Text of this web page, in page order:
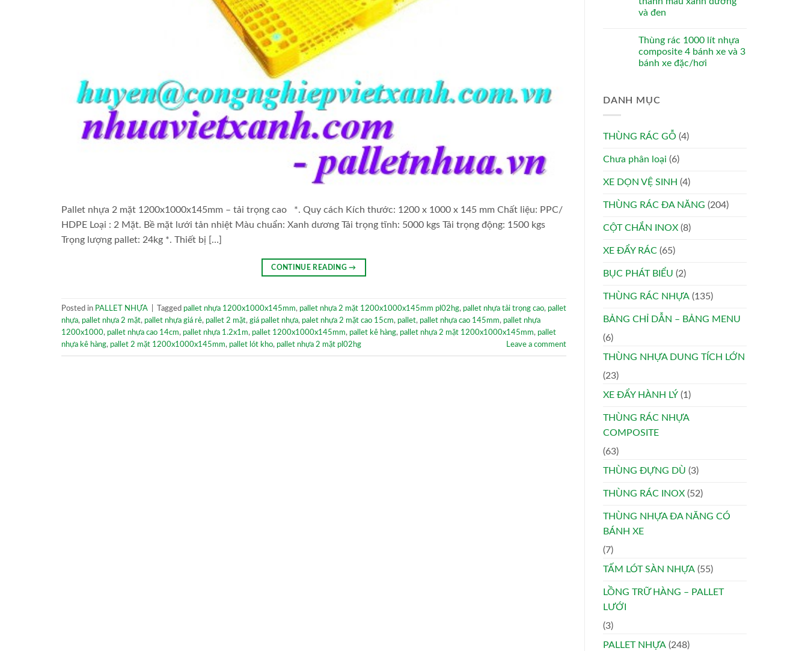
Pallet nhựa 2 mặt 1200x1000x145mm – tải trọng cao *. Quy cách Kích thước: 1200 x 1000 x 145 mm Chất liệu: PPC/
HDPE Loại : 2 Mặt. Bề mặt lưới tản nhiệt Màu chuẩn: Xanh dương Tải trọng tĩnh: 5000 kgs Tải trọng động: 1500 kgs
Trọng lượng pallet: 24kg *. Thiết bị […]
CONTINUE READING→
Posted in PALLET NHỰA Tagged pallet nhựa 1200x1000x145mm, pallet nhựa 2 mặt 1200x1000x145mm pl02hg, pallet nhựa tải trọng cao, pallet
nhựa, pallet nhựa 2 mặt, pallet nhựa giá rẻ, pallet 2 mặt, giá pallet nhựa, palet nhựa 2 mặt cao 15cm, pallet, pallet nhựa cao 145mm, pallet nhựa
1200x1000, pallet nhựa cao 14cm, pallet nhựa 1.2x1m, pallet 1200x1000x145mm, pallet kê hàng, pallet nhựa 2 mặt 1200x1000x145mm, pallet
nhựa kê hàng, pallet 2 mặt 1200x1000x145mm, pallet lót kho, pallet nhựa 2 mặt pl02hg Leave a comment
và đen
Thùng rác 1000 lít nhựa
composite 4 bánh xe và 3
bánh xe đặc/hơi
DANH MỤC
THÙNG RÁC GỖ (4)
Chưa phân loại (6)
XE DỌN VỆ SINH (4)
THÙNG RÁC ĐA NĂNG (204)
CỘT CHẮN INOX (8)
XE ĐẨY RÁC (65)
BỤC PHÁT BIỂU (2)
THÙNG RÁC NHỰA (135)
BẢNG CHỈ DẪN – BẢNG MENU
(6)
THÙNG NHỰA DUNG TÍCH LỚN
(23)
XE ĐẨY HÀNH LÝ (1)
THÙNG RÁC NHỰA
COMPOSITE
(63)
THÙNG ĐỰNG DÙ (3)
THÙNG RÁC INOX (52)
THÙNG NHỰA ĐA NĂNG CÓ
BÁNH XE
(7)
TẤM LÓT SÀN NHỰA (55)
LỒNG TRỮ HÀNG – PALLET
LƯỚI
(3)
PALLET NHỰA (248)